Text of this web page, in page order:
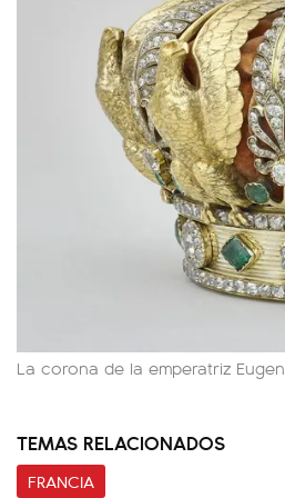
La corona de la emperatriz
TEMAS RELACIONADOS
FRANCIA